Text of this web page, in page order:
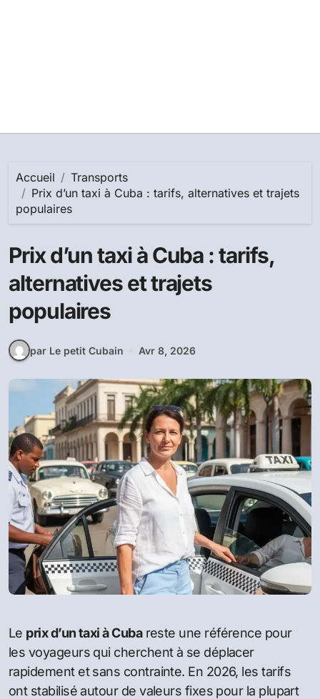
Accueil
Transports
Prix d’un taxi à Cuba : tarifs, alternatives et trajets
populaires
Prix d’un taxi à Cuba : tarifs,
alternatives et trajets
populaires
par Le petit Cubain Avr 8, 2026
Le prix d’un taxi à Cubareste une référence pour
les voyageurs qui cherchent à se déplacer
rapidement et sans contrainte. En 2026, les tarifs
ont stabilisé autour de valeurs fixes pour la plupart